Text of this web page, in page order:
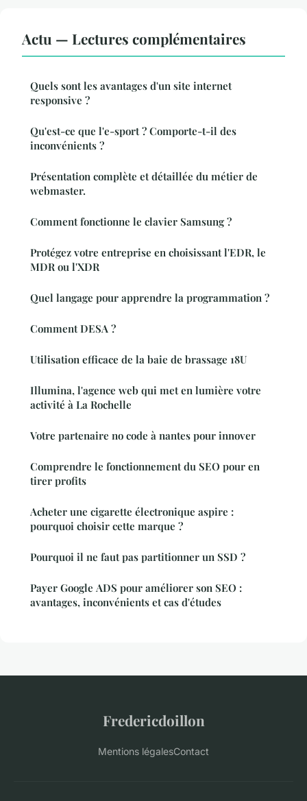
Actu — Lectures complémentaires
Quels sont les avantages d'un site internet
responsive ?
Qu'est-ce que l'e-sport ? Comporte-t-il des
inconvénients ?
Présentation complète et détaillée du métier de
webmaster.
Comment fonctionne le clavier Samsung ?
Protégez votre entreprise en choisissant l'EDR, le
MDR ou l'XDR
Quel langage pour apprendre la programmation ?
Comment DESA ?
Utilisation efficace de la baie de brassage 18U
Illumina, l'agence web qui met en lumière votre
activité à La Rochelle
Votre partenaire no code à nantes pour innover
Comprendre le fonctionnement du SEO pour en
tirer profits
Acheter une cigarette électronique aspire :
pourquoi choisir cette marque ?
Pourquoi il ne faut pas partitionner un SSD ?
Payer Google ADS pour améliorer son SEO :
avantages, inconvénients et cas d'études
Fredericdoillon
Mentions légalesContact